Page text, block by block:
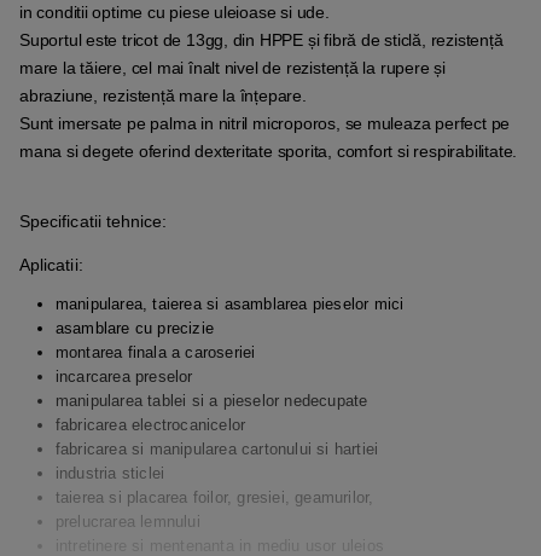
in conditii optime cu piese uleioase si ude.
Suportul este tricot de 13gg, din HPPE și fibră de sticlă, rezistență
mare la tăiere, cel mai înalt nivel de rezistență la rupere și
abraziune, rezistență mare la înțepare.
Sunt imersate pe palma in nitril microporos, se muleaza perfect pe
mana si degete oferind dexteritate sporita, comfort si respirabilitate.
Specificatii tehnice:
Aplicatii:
manipularea, taierea si asamblarea pieselor mici
asamblare cu precizie
montarea finala a caroseriei
incarcarea preselor
manipularea tablei si a pieselor nedecupate
fabricarea electrocanicelor
fabricarea si manipularea cartonului si hartiei
industria sticlei
taierea si placarea foilor, gresiei, geamurilor,
prelucrarea lemnului
intretinere si mentenanta in mediu usor uleios